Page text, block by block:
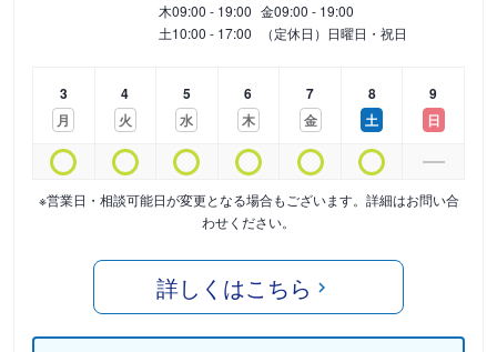
木09:00 - 19:00 金09:00 - 19:00
土10:00 - 17:00 （定休日）日曜日・祝日
3
月
4
火
5
水
6
木
7
金
8
土
9
日
※営業日・相談可能日が変更となる場合もございます。詳細はお問い合
わせください。
詳しくはこちら